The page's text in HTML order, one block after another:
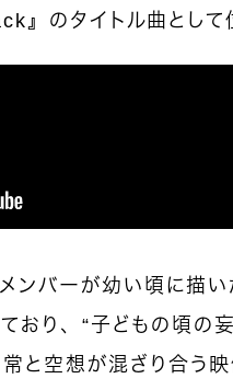
』のタイトル曲として
ンバーが幼い頃に描
おり、“子どもの頃の
と空想が混ざり合う